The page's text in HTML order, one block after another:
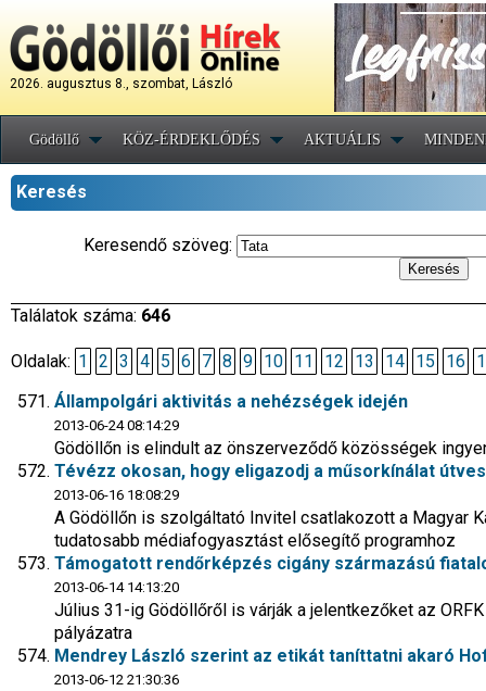
2026. augusztus 8., szombat, László
Gödöllő KÖZ-ÉRDEKLŐDÉS AKTUÁLIS
Keresés
Keresendő szöveg:
Találatok száma: 646
Oldalak: 1 2 3 4 5 6 7 8 9 10 11 12 13 14 15 16
Állampolgári aktivitás a nehézségek idején
2013-06-24 08:14:29
Gödöllőn is elindult az önszerveződő közösségek
Tévézz okosan, hogy eligazodj a műsorkínálat
2013-06-16 18:08:29
A Gödöllőn is szolgáltató Invitel csatlakozott a Magyar
tudatosabb médiafogyasztást elősegítő programhoz
Támogatott rendőrképzés cigány származású
2013-06-14 14:13:20
Július 31-ig Gödöllőről is várják a jelentkezőket az
pályázatra
Mendrey László szerint az etikát taníttatni akaró
2013-06-12 21:30:36